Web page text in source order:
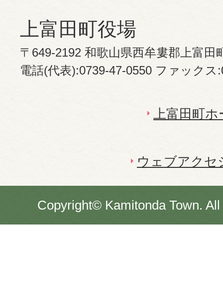
上富田町役場
〒649-2192 和歌山県西牟婁郡上富田
電話(代表):0739-47-0550 ファックス
上富田町
ウェブアクセ
Copyright© Kamitonda Town.